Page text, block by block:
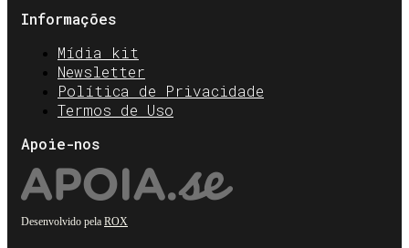
Informações
Mídia kit
Newsletter
Política de Privacidade
Termos de Uso
Apoie-nos
Desenvolvido pela ROX